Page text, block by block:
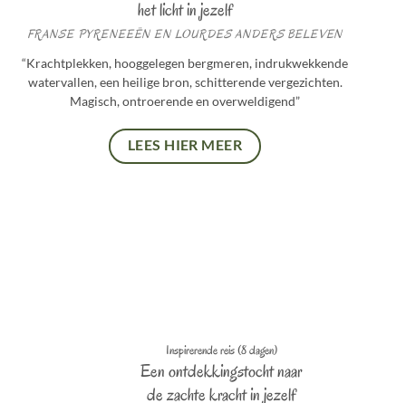
het licht in jezelf
FRANSE PYRENEEËN EN LOURDES ANDERS BELEVEN
“Krachtplekken, hooggelegen bergmeren, indrukwekkende
watervallen, een heilige bron, schitterende vergezichten.
Magisch, ontroerende en overweldigend”
LEES HIER MEER
Inspirerende reis (8 dagen)
Een ontdekkingstocht naar
de zachte kracht in jezelf